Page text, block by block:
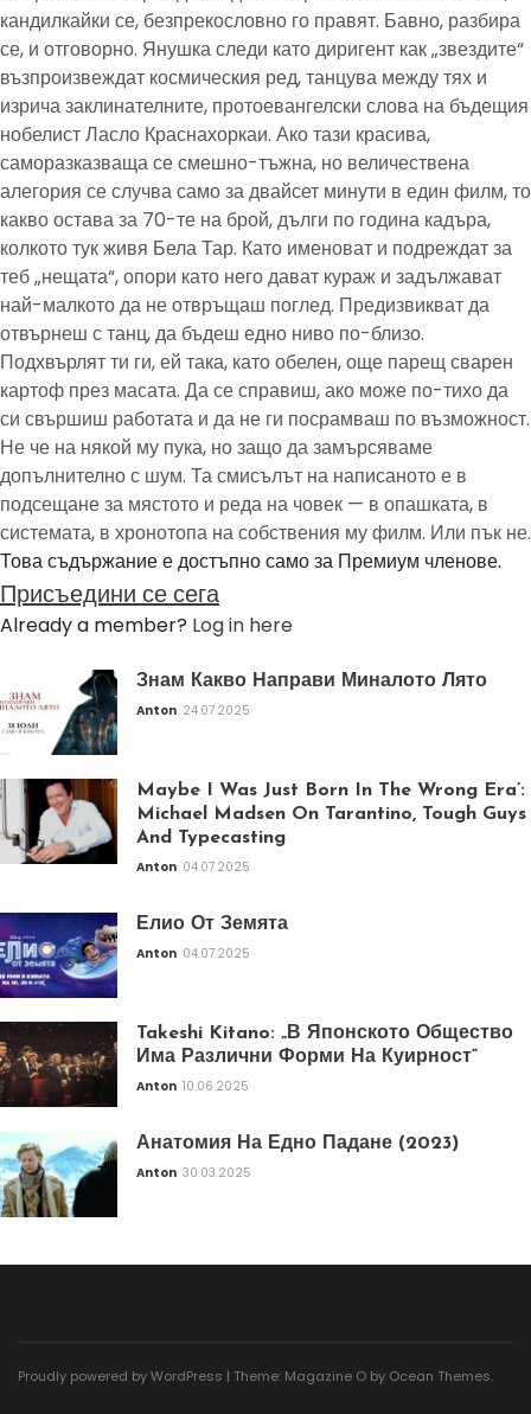
кандилкайки се, безпрекословно го правят. Бавно, разбира
се, и отговорно. Янушка следи като диригент как „звездите“
възпроизвеждат космическия ред, танцува между тях и
изрича заклинателните, протоевангелски слова на бъдещия
нобелист Ласло Краснахоркаи. Ако тази красива,
саморазказваща се смешно-тъжна, но величествена
алегория се случва само за двайсет минути в един филм, то
какво остава за 70-те на брой, дълги по година кадъра,
колкото тук живя Бела Тар. Като именоват и подреждат за
теб „нещата“, опори като него дават кураж и задължават
най-малкото да не отвръщаш поглед. Предизвикват да
отвърнеш с танц, да бъдеш едно ниво по-близо.
Подхвърлят ти ги, ей така, като обелен, още парещ сварен
картоф през масата. Да се справиш, ако може по-тихо да
си свършиш работата и да не ги посрамваш по възможност.
Не че на някой му пука, но защо да замърсяваме
допълнително с шум. Та смисълът на написаното е в
подсещане за мястото и реда на човек — в опашката, в
системата, в хронотопа на собствения му филм. Или пък не.
Това съдържание е достъпно само за Премиум членове.
Присъедини се сега
Already a member? Log in here
Знам Какво Направи Миналото Лято
Anton 24.07.2025
Maybe I Was Just Born In The Wrong Era’:
Michael Madsen On Tarantino, Tough Guys
And Typecasting
Anton 04.07.2025
Елио От Земята
Anton 04.07.2025
Takeshi Kitano: „В Японското Общество
Има Различни Форми На Куирност“
Anton 10.06.2025
Анатомия На Едно Падане (2023)
Anton 30.03.2025
Proudly powered by WordPress | Theme: Magazine O by Ocean Themes.